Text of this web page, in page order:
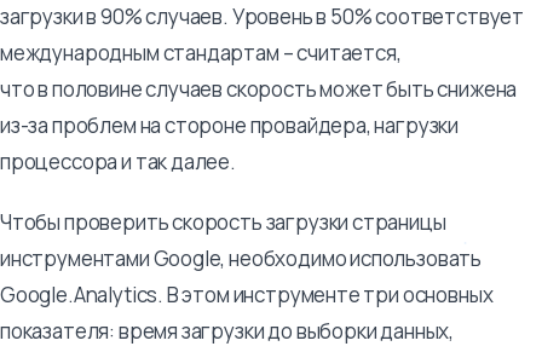
загрузки в 90% случаев. Уровень в 50% соответствует
международным стандартам – считается,
что в половине случаев скорость может быть снижена
из-за проблем на стороне провайдера, нагрузки
процессора и так далее.
Чтобы проверить скорость загрузки страницы
инструментами Google, необходимо использовать
Google.Analytics. В этом инструменте три основных
показателя: время загрузки до выборки данных,